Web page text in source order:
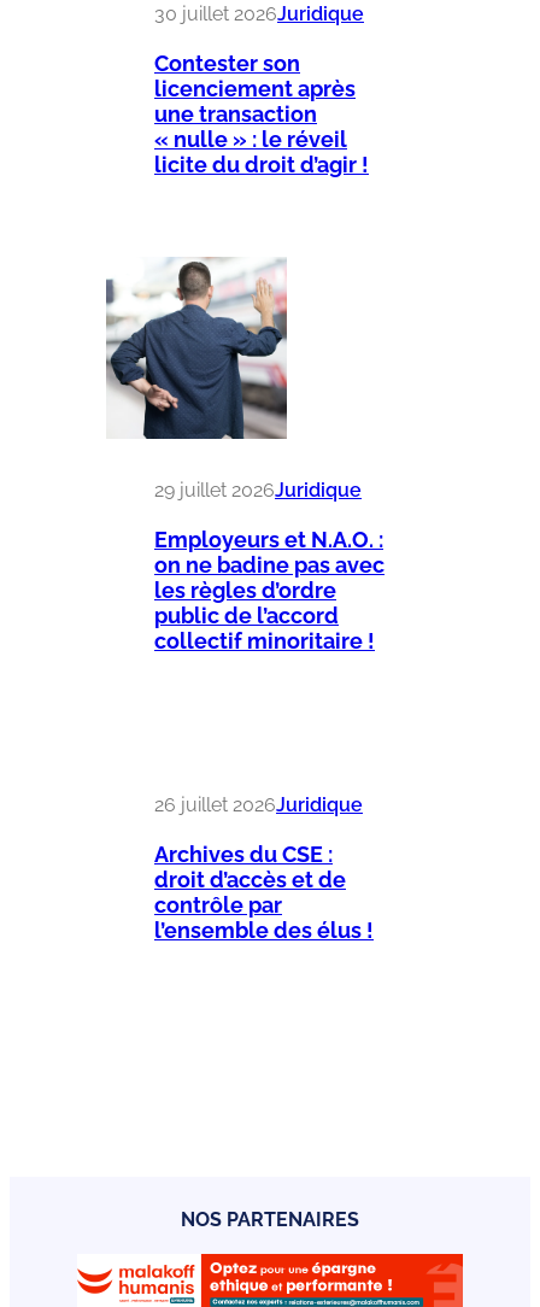
30 juillet 2026Juridique
Contester son
licenciement après
une transaction
« nulle » : le réveil
licite du droit d’agir !
29 juillet 2026Juridique
Employeurs et N.A.O. :
on ne badine pas avec
les règles d’ordre
public de l’accord
collectif minoritaire !
26 juillet 2026Juridique
Archives du CSE :
droit d’accès et de
contrôle par
l’ensemble des élus !
NOS PARTENAIRES